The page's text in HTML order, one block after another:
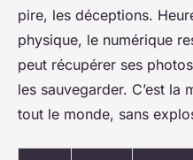
pire, les déceptions.
physique, le numérique
peut récupérer ses
les sauvegarder. C’est la
tout le monde, sans